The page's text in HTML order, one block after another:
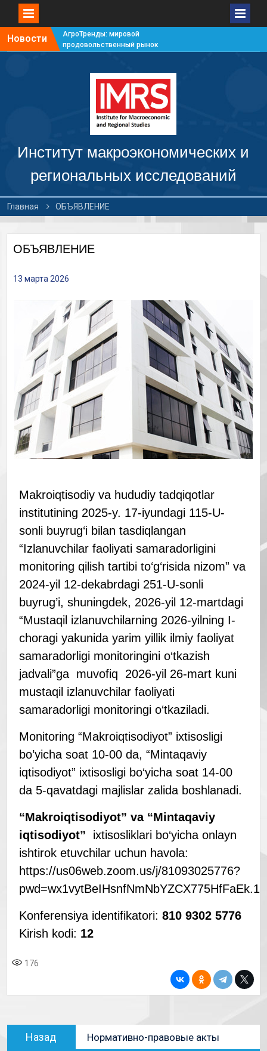
Новости
АгроТренды: мировой
продовольственный рынок
продовольственный рынок
АгроТренды: мировой
продовольственный рынок
АгроТренды: мировой
#4
Институт макроэкономических и
региональных исследований
Главная ОБЪЯВЛЕНИЕ
ОБЪЯВЛЕНИЕ
13 марта 2026
Makroiqtisodiy va hududiy tadqiqotlar
institutining 2025-y. 17-iyundagi 115-U-
sonli buyrug‘i bilan tasdiqlangan
“Izlanuvchilar faoliyati samaradorligini
monitoring qilish tartibi to‘g‘risida nizom” va
2024-yil 12-dekabrdagi 251-U-sonli
buyrug’i, shuningdek, 2026-yil 12-martdagi
“Mustaqil izlanuvchilarning 2026-yilning I-
choragi yakunida yarim yillik ilmiy faoliyat
samaradorligi monitoringini o‘tkazish
jadvali”ga muvofiq 2026-yil 26-mart kuni
mustaqil izlanuvchilar faoliyati
samaradorligi monitoringi o‘tkaziladi.
Monitoring “Makroiqtisodiyot” ixtisosligi
bo’yicha soat 10-00 da, “Mintaqaviy
iqtisodiyot” ixtisosligi bo‘yicha soat 14-00
da 5-qavatdagi majlislar zalida boshlanadi.
“Makroiqtisodiyot” va “Mintaqaviy
iqtisodiyot” ixtisosliklari bo‘yicha onlayn
ishtirok etuvchilar uchun havola:
https://us06web.zoom.us/j/81093025776?
pwd=wx1vytBeIHsnfNmNbYZCX775HfFaEk.1
Konferensiya identifikatori: 810 9302 5776
Kirish kodi: 12
176
Назад Нормативно-правовые акты